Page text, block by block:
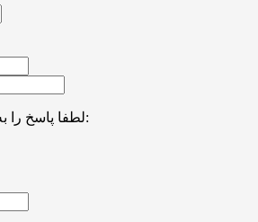
لطفا پاسخ را به عدد انگلیسی وارد کنید: